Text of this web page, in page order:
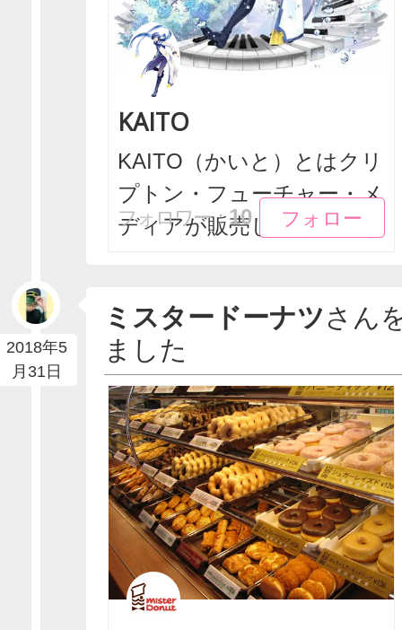
KAITO
KAITO（かいと）とはクリ
プトン・フューチャー・メ
ディアが販売して...フォロー
フォロー
フォロワー：10
2018年5
月31日
ミスタードーナツさん
ました